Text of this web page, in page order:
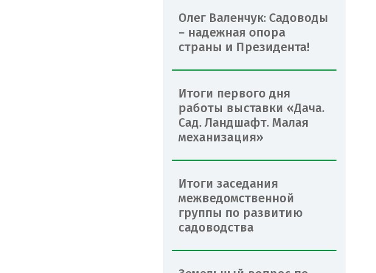
Олег Валенчук: Садоводы
– надежная опора
страны и Президента!
Итоги первого дня
работы выставки «Дача.
Сад. Ландшафт. Малая
механизация»
Итоги заседания
межведомственной
группы по развитию
садоводства